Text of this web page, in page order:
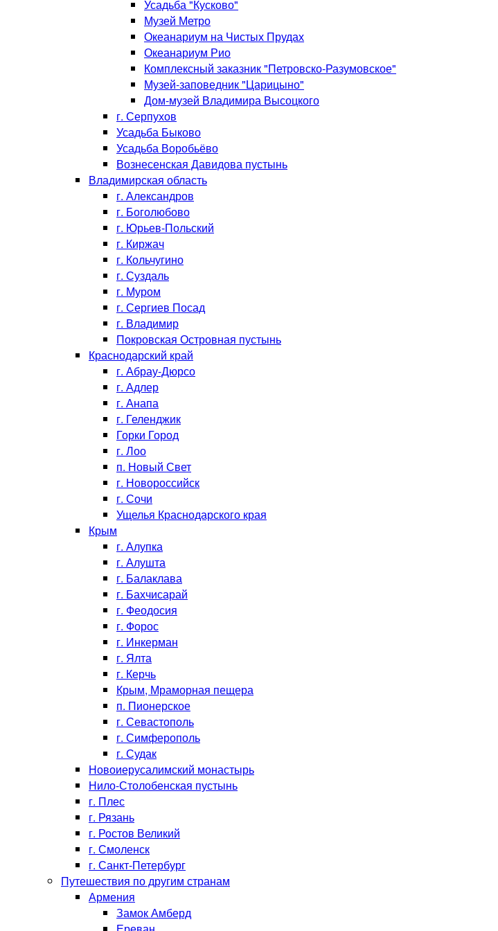
Усадьба "Кусково"
Музей Метро
Океанариум на Чистых Прудах
Океанариум Рио
Комплексный заказник "Петровско-Разумовское"
Музей-заповедник "Царицыно"
Дом-музей Владимира Высоцкого
г. Серпухов
Усадьба Быково
Усадьба Воробьёво
Вознесенская Давидова пустынь
Владимирская область
г. Александров
г. Боголюбово
г. Юрьев-Польский
г. Киржач
г. Кольчугино
г. Суздаль
г. Муром
г. Сергиев Посад
г. Владимир
Покровская Островная пустынь
Краснодарский край
г. Абрау-Дюрсо
г. Адлер
г. Анапа
г. Геленджик
Горки Город
г. Лоо
п. Новый Свет
г. Новороссийск
г. Сочи
Ущелья Краснодарского края
Крым
г. Алупка
г. Алушта
г. Балаклава
г. Бахчисарай
г. Феодосия
г. Форос
г. Инкерман
г. Ялта
г. Керчь
Крым, Мраморная пещера
п. Пионерское
г. Севастополь
г. Симферополь
г. Судак
Новоиерусалимский монастырь
Нило-Столобенская пустынь
г. Плес
г. Рязань
г. Ростов Великий
г. Смоленск
г. Санкт-Петербург
Путешествия по другим странам
Армения
Замок Амберд